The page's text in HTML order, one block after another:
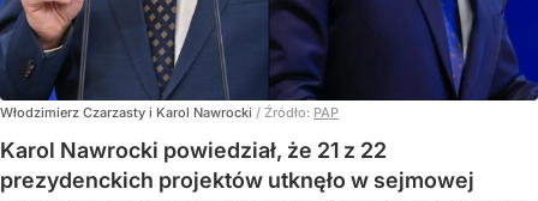
Włodzimierz Czarzasty i Karol Nawrocki / Źródło: PAP
Karol Nawrocki powiedział, że 21 z 22
prezydenckich projektów utknęło w sejmowej